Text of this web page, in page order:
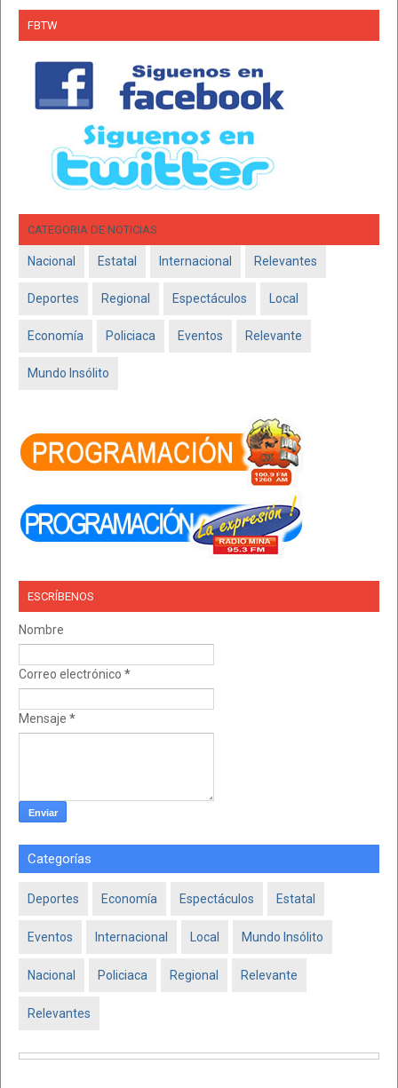
FBTW
CATEGORIA DE NOTICIAS
Nacional Estatal Internacional Relevantes
Deportes Regional Espectáculos Local
Economía Policiaca Eventos Relevante
Mundo Insólito
ESCRÍBENOS
Nombre
Correo electrónico *
Mensaje *
Categorías
Deportes Economía Espectáculos Estatal
Eventos Internacional Local Mundo Insólito
Nacional Policiaca Regional Relevante
Relevantes